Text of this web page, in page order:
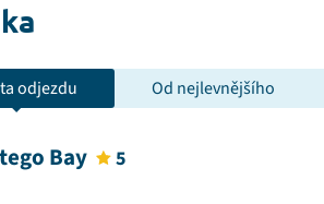
odjezdu Od nejlevnějšího
Bay 5